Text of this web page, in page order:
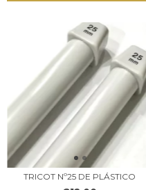
TRICOT Nº25 DE PLÁSTICO